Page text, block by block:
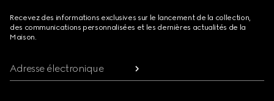
Recevez des informations exclusives sur le lancement de la collection,
des communications personnalisées et les dernières actualités de la
Maison.
Adresse électronique